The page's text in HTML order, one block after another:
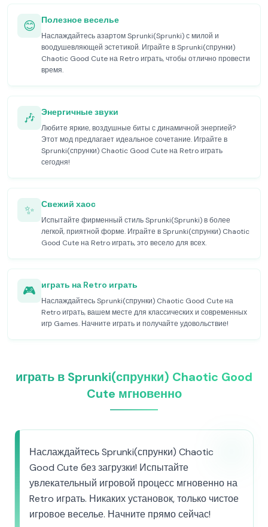
😊 Полезное веселье
Наслаждайтесь азартом Sprunki(Sprunki) с милой и
воодушевляющей эстетикой. Играйте в Sprunki(спрунки)
Chaotic Good Cute на Retro играть, чтобы отлично провести
время.
🎶 Энергичные звуки
Любите яркие, воздушные биты с динамичной энергией?
Этот мод предлагает идеальное сочетание. Играйте в
Sprunki(спрунки) Chaotic Good Cute на Retro играть
сегодня!
✨ Свежий хаос
Испытайте фирменный стиль Sprunki(Sprunki) в более
легкой, приятной форме. Играйте в Sprunki(спрунки) Chaotic
Good Cute на Retro играть, это весело для всех.
🎮 играть на Retro играть
Наслаждайтесь Sprunki(спрунки) Chaotic Good Cute на
Retro играть, вашем месте для классических и современных
игр Games. Начните играть и получайте удовольствие!
играть в Sprunki(спрунки) Chaotic Good
Cute мгновенно
Наслаждайтесь Sprunki(спрунки) Chaotic
Good Cute без загрузки! Испытайте
увлекательный игровой процесс мгновенно на
Retro играть. Никаких установок, только чистое
игровое веселье. Начните прямо сейчас!